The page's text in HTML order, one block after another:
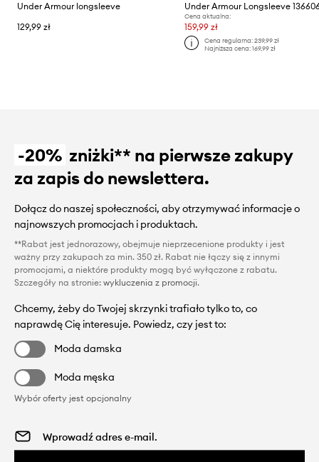
Under Armour longsleeve
129,99 zł
Under Armour Longsleeve
Cena aktualna:
159,99 zł
Cena regularna: 239,99 zł
Najniższa cena: 169,99 zł
-20% zniżki** na pierwsze zakupy
za zapis do newslettera.
Dołącz do naszej społeczności, aby otrzymywać informacje o
najnowszych promocjach i produktach.
**Rabat jest jednorazowy, obejmuje nieprzecenione produkty i jest
ważny przy zakupach za min. 350 zł. Rabat nie łączy się z innymi
promocjami, a niektóre produkty mogą być wyłączone z rabatu.
Szczegóły na stronie: wykluczenia z promocji.
Chcemy, żeby do Twojej skrzynki trafiało tylko to, co
naprawdę Cię interesuje. Powiedz, czy jest to:
Moda damska
Moda męska
Wybór oferty jest opcjonalny